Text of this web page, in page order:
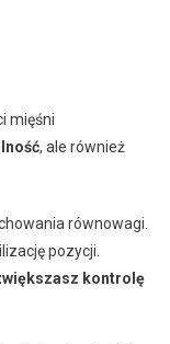
mięśni
, ale również
równowagi.
pozycji.
kontrolę